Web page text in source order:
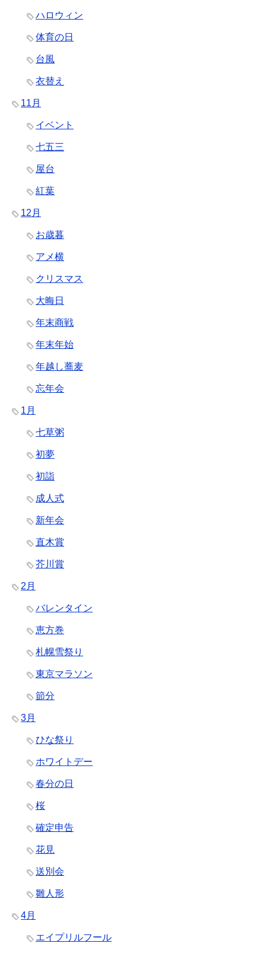
ハロウィン
体育の日
台風
衣替え
11月
イベント
七五三
屋台
紅葉
12月
お歳暮
アメ横
クリスマス
大晦日
年末商戦
年末年始
年越し蕎麦
忘年会
1月
七草粥
初夢
初詣
成人式
新年会
直木賞
芥川賞
2月
バレンタイン
恵方巻
札幌雪祭り
東京マラソン
節分
3月
ひな祭り
ホワイトデー
春分の日
桜
確定申告
花見
送別会
雛人形
4月
エイプリルフール